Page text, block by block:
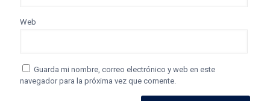
Web
Guarda mi nombre, correo electrónico y web en este
navegador para la próxima vez que comente.